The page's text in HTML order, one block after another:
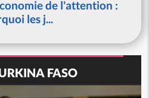
de l'attention :
les j...
FASO